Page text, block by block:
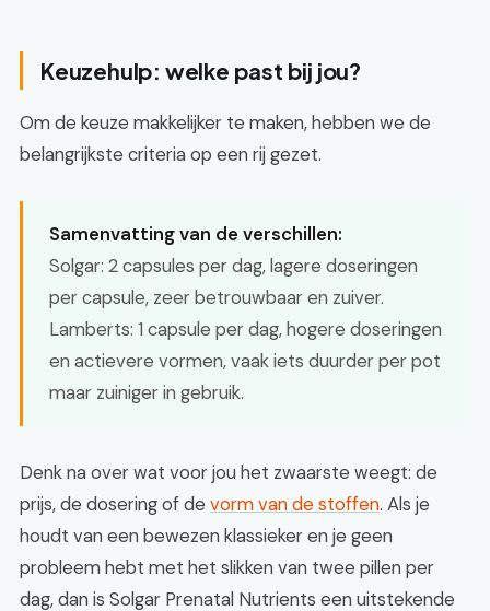
Keuzehulp: welke past bij jou?
Om de keuze makkelijker te maken, hebben we de
belangrijkste criteria op een rij gezet.
Samenvatting van de verschillen:
Solgar: 2 capsules per dag, lagere doseringen
per capsule, zeer betrouwbaar en zuiver.
Lamberts: 1 capsule per dag, hogere doseringen
en actievere vormen, vaak iets duurder per pot
maar zuiniger in gebruik.
Denk na over wat voor jou het zwaarste weegt: de
prijs, de dosering of de vorm van de stoffen. Als je
houdt van een bewezen klassieker en je geen
probleem hebt met het slikken van twee pillen per
dag, dan is Solgar Prenatal Nutrients een uitstekende